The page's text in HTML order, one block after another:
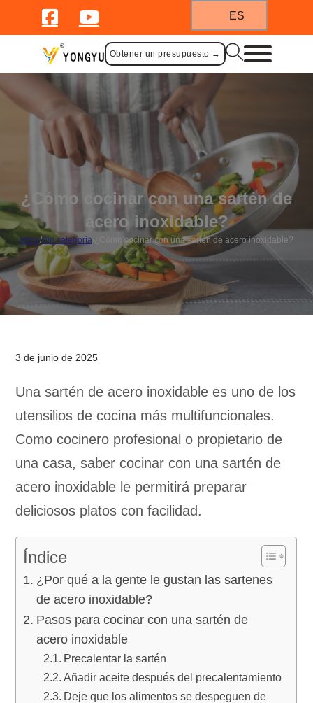
ES
Obtener un presupuesto →
¿Cómo cocinar con una sartén de
acero inoxidable?
Inicio/Sin categoría ¿Cómo cocinar con una sartén de acero inoxidable?
3 de junio de 2025
Una sartén de acero inoxidable es uno de los
utensilios de cocina más multifuncionales.
Como cocinero profesional o propietario de
una casa, saber cocinar con una sartén de
acero inoxidable le permitirá preparar
deliciosos platos con facilidad.
Índice
¿Por qué a la gente le gustan las sartenes
de acero inoxidable?
Pasos para cocinar con una sartén de
acero inoxidable
Precalentar la sartén
Añadir aceite después del precalentamiento
Deje que los alimentos se despeguen de